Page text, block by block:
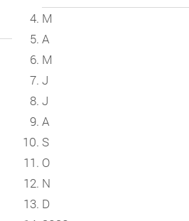
M
A
M
J
J
A
S
O
N
D